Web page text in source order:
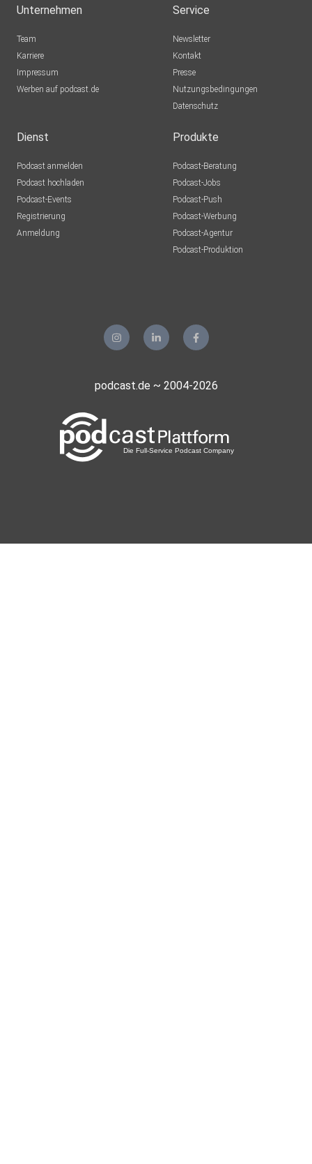
Unternehmen
Team
Karriere
Impressum
Werben auf podcast.de
Service
Newsletter
Kontakt
Presse
Nutzungsbedingungen
Datenschutz
Dienst
Podcast anmelden
Podcast hochladen
Podcast-Events
Registrierung
Anmeldung
Produkte
Podcast-Beratung
Podcast-Jobs
Podcast-Push
Podcast-Werbung
Podcast-Agentur
Podcast-Produktion
podcast.de ~ 2004-2026